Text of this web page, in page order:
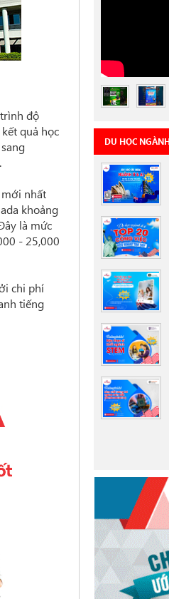
độ
quả học
mới nhất
khoảng
là mức
- 25,000
chi phí
tiếng
DU HỌC